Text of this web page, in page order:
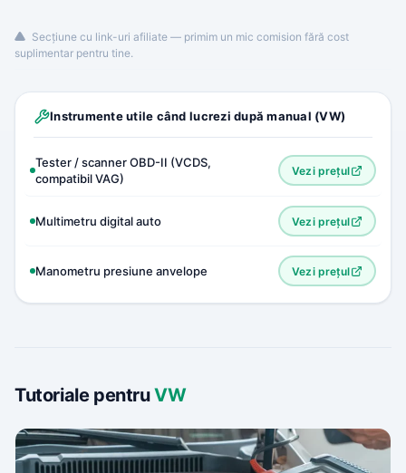
Secțiune cu link-uri afiliate — primim un mic comision fără cost
suplimentar pentru tine.
Instrumente utile când lucrezi după manual (VW)
Tester / scanner OBD-II (VCDS,
compatibil VAG)
Vezi prețul
Multimetru digital auto Vezi prețul
Manometru presiune anvelope Vezi prețul
Tutoriale pentruVW